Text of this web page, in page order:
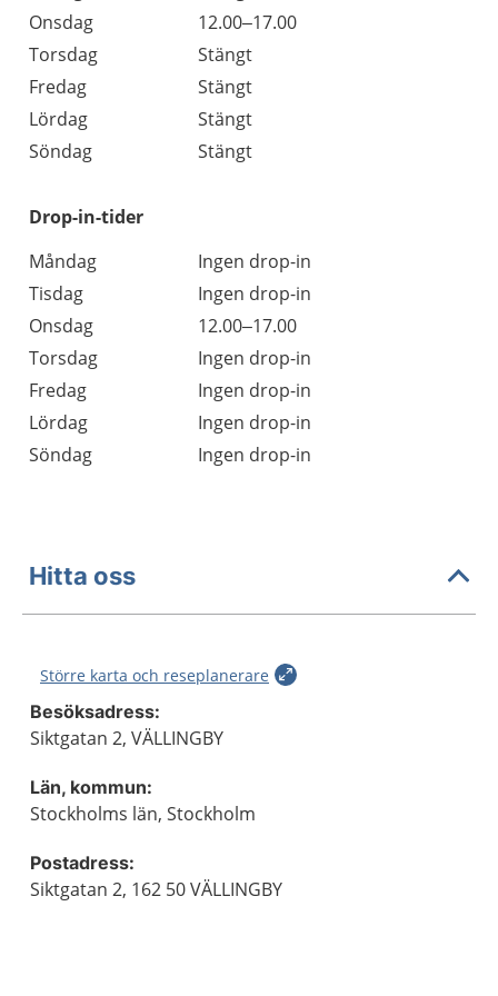
Onsdag
12.00–17.00
Torsdag
Stängt
Fredag
Stängt
Lördag
Stängt
Söndag
Stängt
Drop-in-tider
Måndag
Ingen drop-in
Tisdag
Ingen drop-in
Onsdag
12.00–17.00
Torsdag
Ingen drop-in
Fredag
Ingen drop-in
Lördag
Ingen drop-in
Söndag
Ingen drop-in
Hitta oss
Större karta och reseplanerare
Besöksadress:
Siktgatan 2, VÄLLINGBY
Län, kommun:
Stockholms län, Stockholm
Postadress:
Siktgatan 2, 162 50 VÄLLINGBY